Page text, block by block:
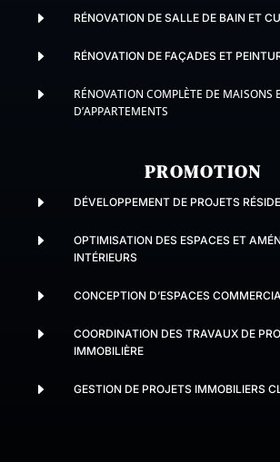
E RÉNOVATION DE SALLE DE BAIN ET
E RÉNOVATION DE FAÇADES ET
E
RÉNOVATION COMPLÈTE DE MAISONS
D’APPARTEMENTS
PROMOTION
E DÉVELOPPEMENT DE PROJETS
E
OPTIMISATION DES ESPACES ET
INTÉRIEURS
E CONCEPTION D’ESPACES
E
COORDINATION DES TRAVAUX DE
IMMOBILIÈRE
E GESTION DE PROJETS IMMOBILIERS